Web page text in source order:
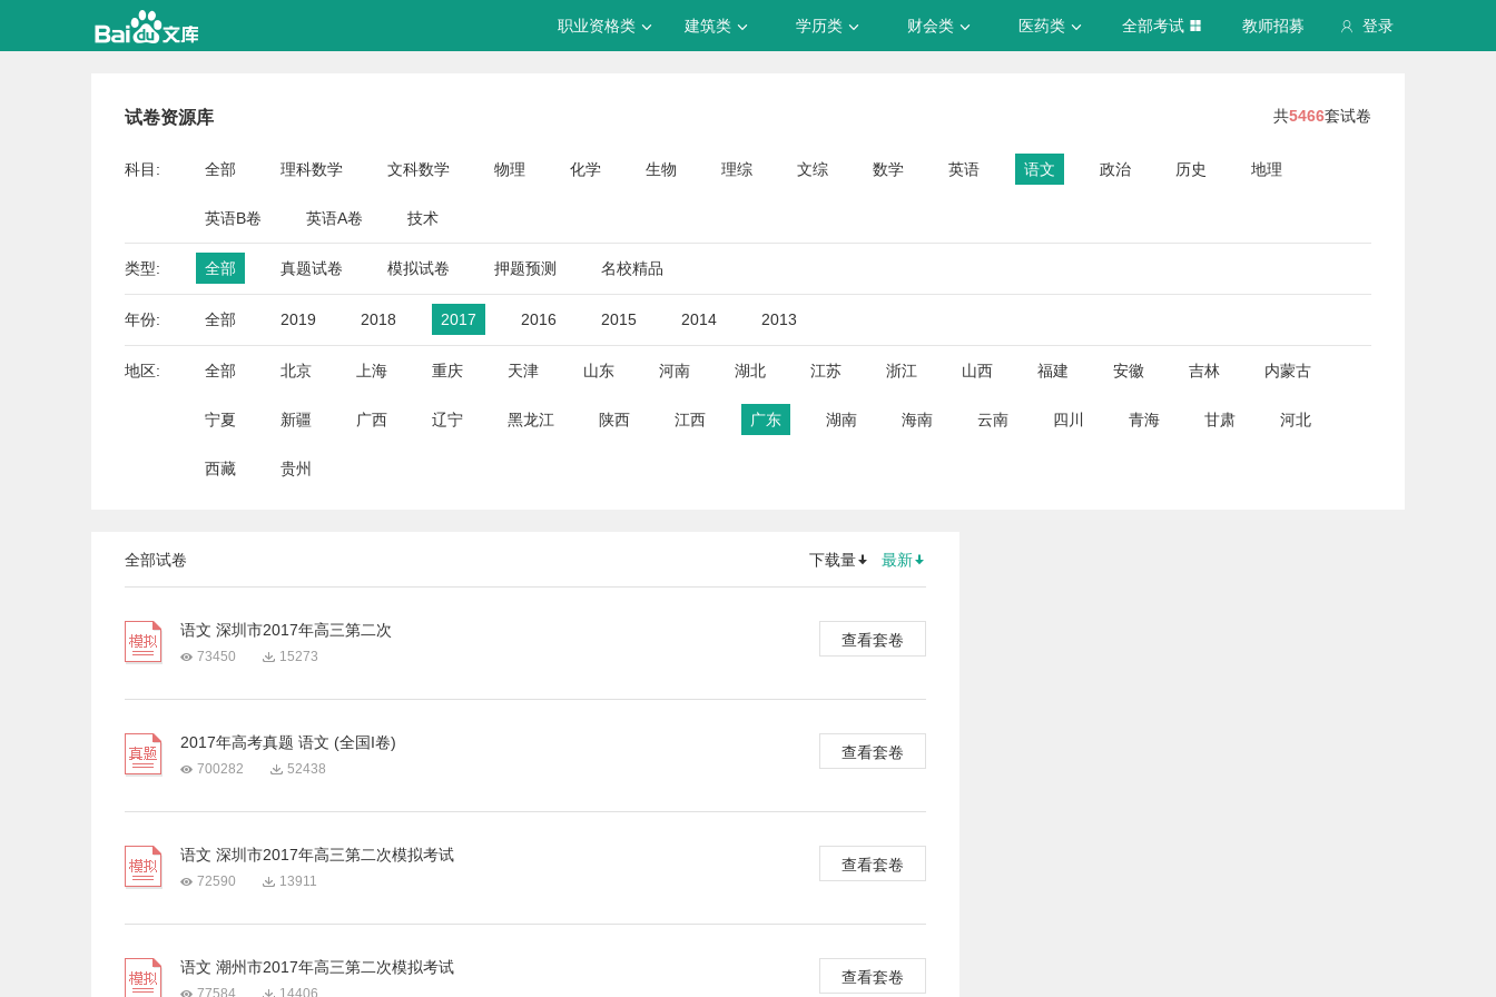
登录
职业资格类 建筑类 学历类 财会类 医药类 全部考试 教师招募
试卷资源库 共5466套试卷
科目: 全部 理科数学 文科数学 物理 化学 生物 理综 文综 数学 英语 语文 政治 历史 地理
英语B卷 英语A卷 技术
类型: 全部 真题试卷 模拟试卷 押题预测 名校精品
年份: 全部 2019 2018 2017 2016 2015 2014 2013
地区: 全部 北京 上海 重庆 天津 山东 河南 湖北 江苏 浙江 山西 福建 安徽 吉林 内蒙古
宁夏 新疆 广西 辽宁 黑龙江 陕西 江西 广东 湖南 海南 云南 四川 青海 甘肃 河北
西藏 贵州
全部试卷 下载量 最新
语文 深圳市2017年高三第二次
73450 15273
查看套卷
2017年高考真题 语文 (全国I卷)
700282 52438
查看套卷
语文 深圳市2017年高三第二次模拟考试
72590 13911
查看套卷
语文 潮州市2017年高三第二次模拟考试
77584 14406
查看套卷